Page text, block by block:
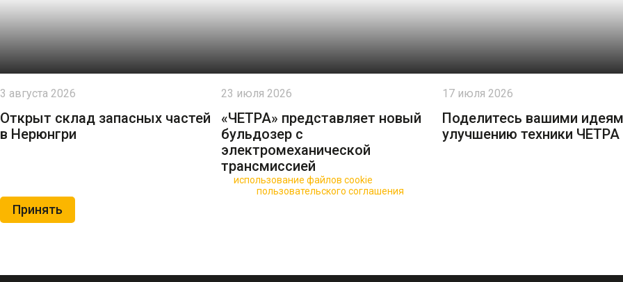
3 августа 2026
Открыт склад запасных частей
в Нерюнгри
23 июля 2026
«ЧЕТРА» представляет новый
бульдозер с
электромеханической
трансмиссией
17 июля 2026
Поделитесь вашими
улучшению техники ЧЕТРА
использование файлов cookie
пользовательского соглашения
Принять